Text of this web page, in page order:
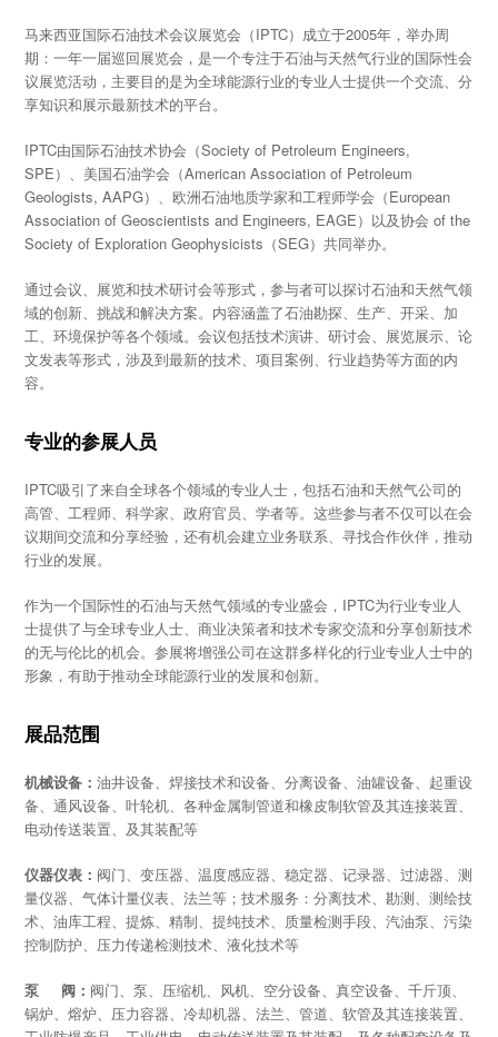
马来西亚国际石油技术会议展览会（IPTC）成立于2005年，举办周
期：一年一届巡回展览会，是一个专注于石油与天然气行业的国际性会
议展览活动，主要目的是为全球能源行业的专业人士提供一个交流、分
享知识和展示最新技术的平台。
IPTC由国际石油技术协会（Society of Petroleum Engineers,
SPE）、美国石油学会（American Association of Petroleum
Geologists, AAPG）、欧洲石油地质学家和工程师学会（European
Association of Geoscientists and Engineers, EAGE）以及协会 of the
Society of Exploration Geophysicists（SEG）共同举办。
通过会议、展览和技术研讨会等形式，参与者可以探讨石油和天然气领
域的创新、挑战和解决方案。内容涵盖了石油勘探、生产、开采、加
工、环境保护等各个领域。会议包括技术演讲、研讨会、展览展示、论
文发表等形式，涉及到最新的技术、项目案例、行业趋势等方面的内
容。
专业的参展人员
IPTC吸引了来自全球各个领域的专业人士，包括石油和天然气公司的
高管、工程师、科学家、政府官员、学者等。这些参与者不仅可以在会
议期间交流和分享经验，还有机会建立业务联系、寻找合作伙伴，推动
行业的发展。
作为一个国际性的石油与天然气领域的专业盛会，IPTC为行业专业人
士提供了与全球专业人士、商业决策者和技术专家交流和分享创新技术
的无与伦比的机会。参展将增强公司在这群多样化的行业专业人士中的
形象，有助于推动全球能源行业的发展和创新。
展品范围
机械设备：油井设备、焊接技术和设备、分离设备、油罐设备、起重设
备、通风设备、叶轮机、各种金属制管道和橡皮制软管及其连接装置、
电动传送装置、及其装配等
仪器仪表： 阀门、变压器、温度感应器、稳定器、记录器、过滤器、测
量仪器、气体计量仪表、法兰等；技术服务：分离技术、勘测、测绘技
术、油库工程、提炼、精制、提纯技术、质量检测手段、汽油泵、污染
控制防护、压力传递检测技术、液化技术等
泵 阀： 阀门、泵、压缩机、风机、空分设备、真空设备、千斤顶、
锅炉、熔炉、压力容器、冷却机器、法兰、管道、软管及其连接装置、